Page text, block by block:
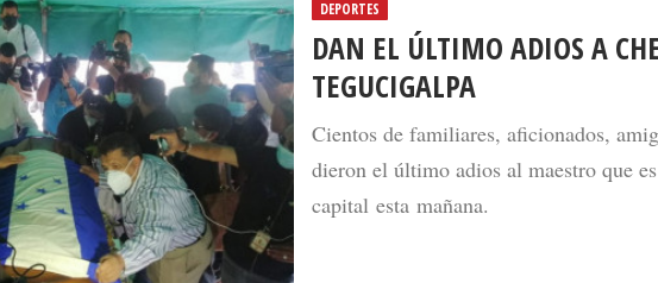
DEPORTES
DAN EL ÚLTIMO ADIOS A
TEGUCIGALPA
Cientos de familiares, aficionados,
dieron el último adios al maestro que
capital esta mañana.